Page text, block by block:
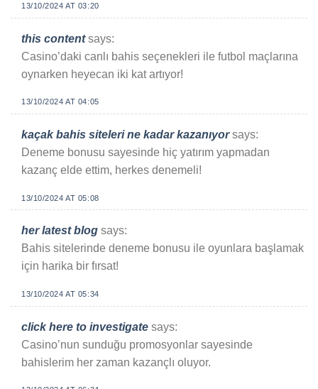
13/10/2024 AT 03:20
this content says:
Casino’daki canlı bahis seçenekleri ile futbol maçlarına
oynarken heyecan iki kat artıyor!
13/10/2024 AT 04:05
kaçak bahis siteleri ne kadar kazanıyor says:
Deneme bonusu sayesinde hiç yatırım yapmadan
kazanç elde ettim, herkes denemeli!
13/10/2024 AT 05:08
her latest blog says:
Bahis sitelerinde deneme bonusu ile oyunlara başlamak
için harika bir fırsat!
13/10/2024 AT 05:34
click here to investigate says:
Casino’nun sunduğu promosyonlar sayesinde
bahislerim her zaman kazançlı oluyor.